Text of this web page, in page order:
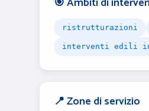
ristrutturazioni
interventi edili
📍 Zone di servizio